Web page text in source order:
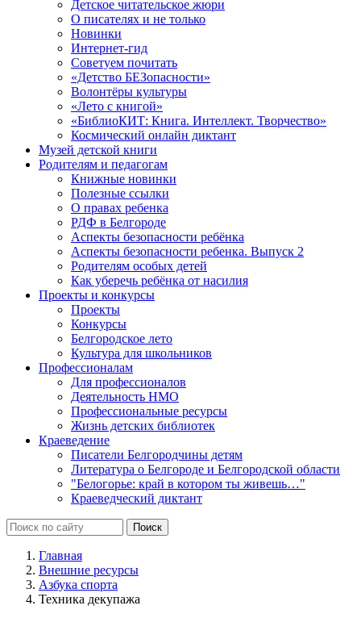
Детское читательское жюри
О писателях и не только
Новинки
Интернет-гид
Советуем почитать
«Детство БЕЗопасности»
Волонтёры культуры
«Лето с книгой»
«БиблиоКИТ: Книга. Интеллект. Творчество»
Космический онлайн диктант
Музей детской книги
Родителям и педагогам
Книжные новинки
Полезные ссылки
О правах ребенка
РДФ в Белгороде
Аспекты безопасности ребёнка
Аспекты безопасности ребенка. Выпуск 2
Родителям особых детей
Как уберечь ребёнка от насилия
Проекты и конкурсы
Проекты
Конкурсы
Белгородское лето
Культура для школьников
Профессионалам
Для профессионалов
Деятельность НМО
Профессиональные ресурсы
Жизнь детских библиотек
Краеведение
Писатели Белгородчины детям
Литература о Белгороде и Белгородской области
"Белогорье: край в котором ты живешь…"
Краеведческий диктант
Главная
Внешние ресурсы
Азбука спорта
Техника декупажа